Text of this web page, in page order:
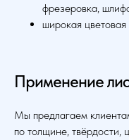
фрезеровка,
широкая
Применение
Мы предлагаем
по толщине, твёрдости,